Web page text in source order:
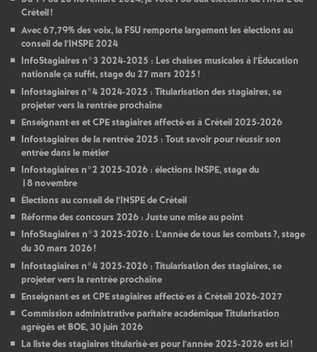
Créteil!
Avec 67,79% des voix, laFSUremporte largement les élections au
conseil de l’INSPE 2024
InfoStagiaires n°3 2024-2025 : Les chaises musicales à l’Éducation
nationale ça suffit, stage du 27 mars 2025 !
Infostagiaires n°4 2024-2025 : Titularisation des stagiaires, se
projeter vers la rentrée prochaine
Enseignant·es etCPEstagiaires affecté·es à Créteil 2025-2026
Infostagiaires de la rentrée 2025 : Tout savoir pour réussir son
entrée dans le métier
Infostagiaires n°2 2025-2026 : élections INSPE, stage du
18 novembre
Élections au conseil de l’INSPEde Créteil
Réforme des concours 2026 : Juste une mise au point
InfoStagiaires n°3 2025-2026 : L’année de tous les combats?, stage
du 30 mars 2026!
Infostagiaires n°4 2025-2026 : Titularisation des stagiaires, se
projeter vers la rentrée prochaine
Enseignant·es etCPEstagiaires affecté·es à Créteil 2026-2027
Commission administrative paritaire académique Titularisation
agrégés etBOE, 30 juin 2026
La liste des stagiaires titularisé·es pour l’année 2025-2026 est ici!